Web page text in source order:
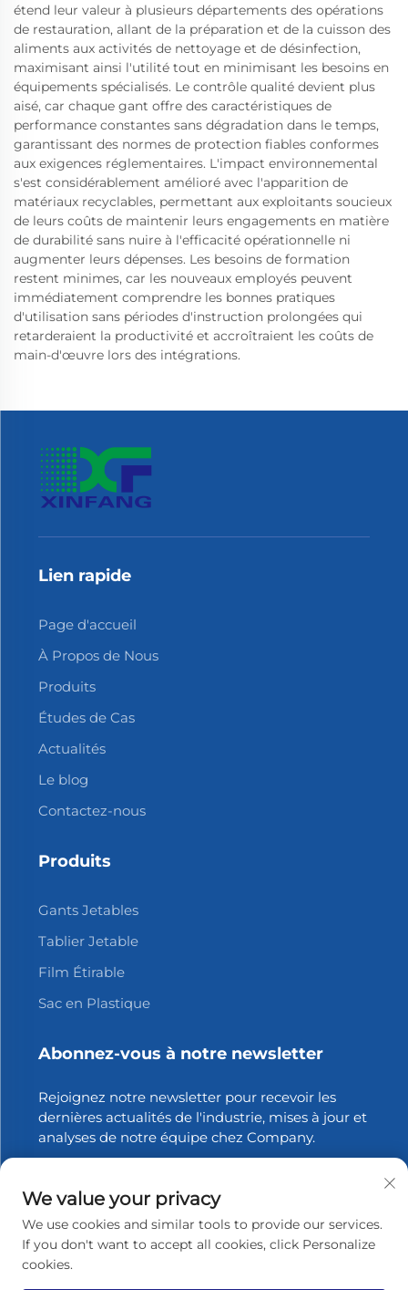
étend leur valeur à plusieurs départements des opérations
de restauration, allant de la préparation et de la cuisson des
aliments aux activités de nettoyage et de désinfection,
maximisant ainsi l'utilité tout en minimisant les besoins en
équipements spécialisés. Le contrôle qualité devient plus
aisé, car chaque gant offre des caractéristiques de
performance constantes sans dégradation dans le temps,
garantissant des normes de protection fiables conformes
aux exigences réglementaires. L'impact environnemental
s'est considérablement amélioré avec l'apparition de
matériaux recyclables, permettant aux exploitants soucieux
de leurs coûts de maintenir leurs engagements en matière
de durabilité sans nuire à l'efficacité opérationnelle ni
augmenter leurs dépenses. Les besoins de formation
restent minimes, car les nouveaux employés peuvent
immédiatement comprendre les bonnes pratiques
d'utilisation sans périodes d'instruction prolongées qui
retarderaient la productivité et accroîtraient les coûts de
main-d'œuvre lors des intégrations.
Lien rapide
Page d'accueil
À Propos de Nous
Produits
Études de Cas
Actualités
Le blog
Contactez-nous
Produits
Gants Jetables
Tablier Jetable
Film Étirable
Sac en Plastique
Abonnez-vous à notre newsletter
Rejoignez notre newsletter pour recevoir les
dernières actualités de l'industrie, mises à jour et
analyses de notre équipe chez Company.
Droits d'auteur © 2025 Zhangjiagang Xinfang Packaging
We value your privacy
We use cookies and similar tools to provide our services.
If you don't want to accept all cookies, click Personalize
cookies.